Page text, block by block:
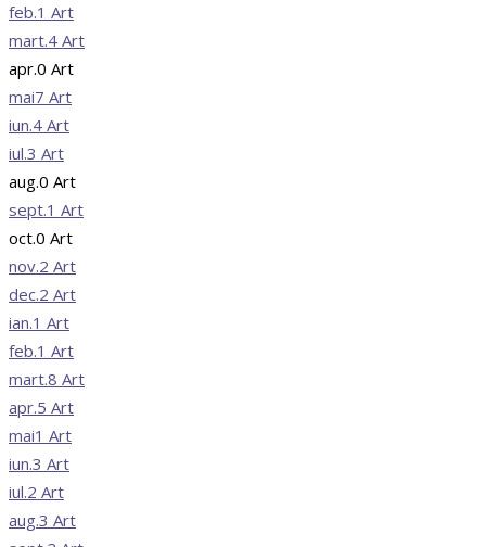
feb.1 Art
mart.4 Art
apr.0 Art
mai7 Art
iun.4 Art
iul.3 Art
aug.0 Art
sept.1 Art
oct.0 Art
nov.2 Art
dec.2 Art
ian.1 Art
feb.1 Art
mart.8 Art
apr.5 Art
mai1 Art
iun.3 Art
iul.2 Art
aug.3 Art